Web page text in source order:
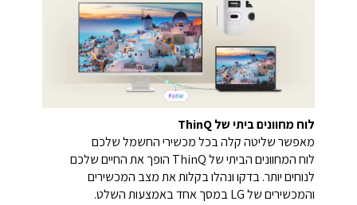
לוח מחוונים ביתי של ThinQ
מאפשר שליטה קלה בכל מכשירי החשמל שלכם
לוח המחוונים הביתי של ThinQ הופך את החיים שלכם
לנוחים יותר. בדקו ונהלו בקלות את מצב המכשירים
והמכשירים של LG במסך אחד באמצעות השלט.